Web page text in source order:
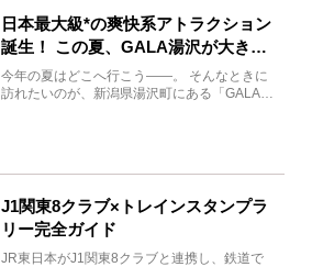
日本最大級*の爽快系アトラクション
誕生！ この夏、GALA湯沢が大きく
生まれ変わる
今年の夏はどこへ行こう――。 そんなときに
訪れたいのが、新潟県湯沢町にある「GALA湯
J1関東8クラブ×トレインスタンプラ
リー完全ガイド
JR東日本がJ1関東8クラブと連携し、鉄道で